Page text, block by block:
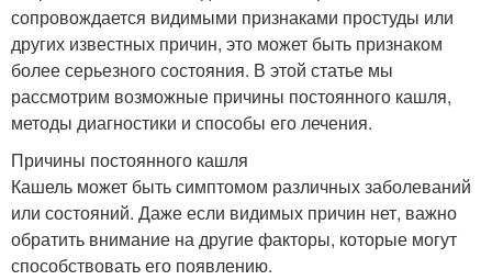
сопровождается видимыми признаками простуды или
других известных причин, это может быть признаком
более серьезного состояния. В этой статье мы
рассмотрим возможные причины постоянного кашля,
методы диагностики и способы его лечения.
Причины постоянного кашля
Кашель может быть симптомом различных заболеваний
или состояний. Даже если видимых причин нет, важно
обратить внимание на другие факторы, которые могут
способствовать его появлению.